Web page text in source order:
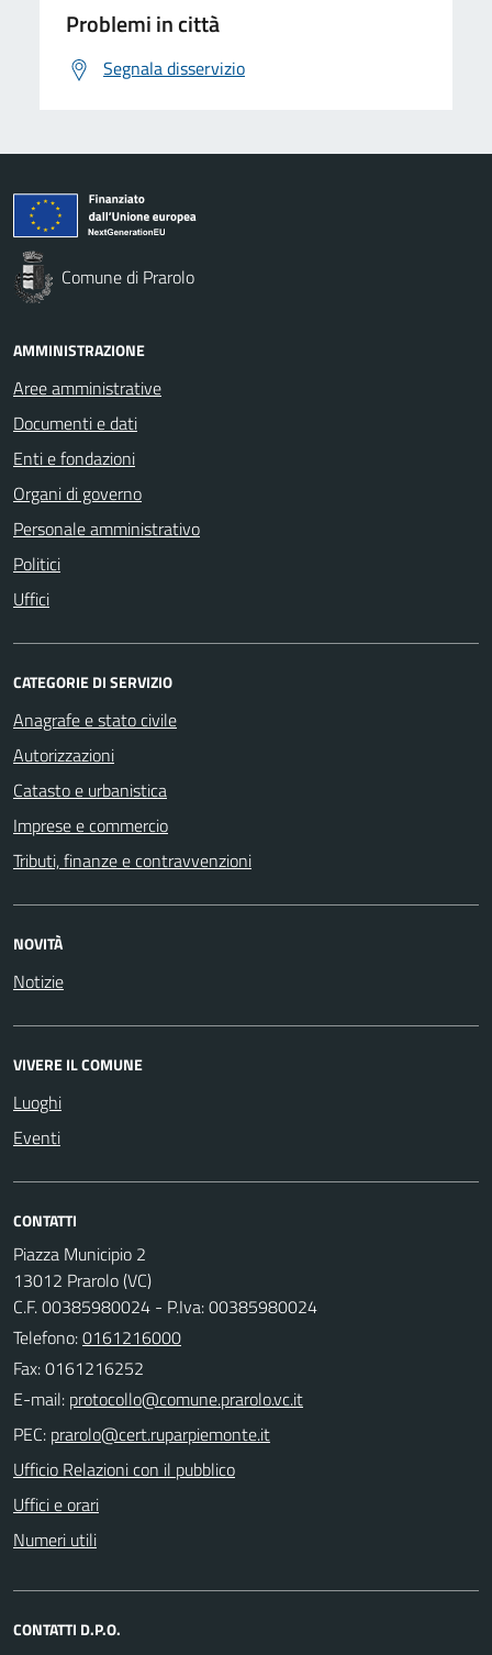
Problemi in città
Segnala disservizio
Comune di Prarolo
AMMINISTRAZIONE
Aree amministrative
Documenti e dati
Enti e fondazioni
Organi di governo
Personale amministrativo
Politici
Uffici
CATEGORIE DI SERVIZIO
Anagrafe e stato civile
Autorizzazioni
Catasto e urbanistica
Imprese e commercio
Tributi, finanze e contravvenzioni
NOVITÀ
Notizie
VIVERE IL COMUNE
Luoghi
Eventi
CONTATTI
Piazza Municipio 2
13012 Prarolo (VC)
C.F. 00385980024 - P.Iva: 00385980024
Telefono:0161216000
Fax: 0161216252
E-mail:
PEC:
Ufficio Relazioni con il pubblico
Uffici e orari
Numeri utili
CONTATTI D.P.O.